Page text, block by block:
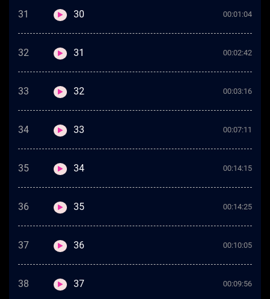
31 30 00:01:04
32 31 00:02:42
33 32 00:03:16
34 33 00:07:11
35 34 00:14:15
36 35 00:14:25
37 36 00:10:05
38 37 00:09:56